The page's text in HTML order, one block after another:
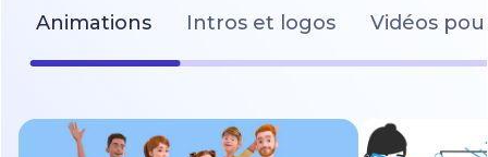
Animations Intros et logos Vidéos